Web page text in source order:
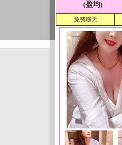
(盈均)
免費聊天